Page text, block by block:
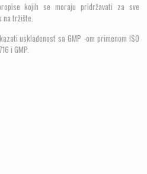
usklađenost sa GMP -om primenom ISO
i GMP.
kojih se moraju pridržavati za sve
na tržište.
usklađenost sa GMP -om primenom ISO
i GMP.